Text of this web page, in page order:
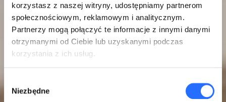
korzystasz z naszej witryny, udostępniamy partnerom
społecznościowym, reklamowym i analitycznym.
Partnerzy mogą połączyć te informacje z innymi danymi
otrzymanymi od Ciebie lub uzyskanymi podczas
korzystania z ich usług.
zgody
Niezbędne